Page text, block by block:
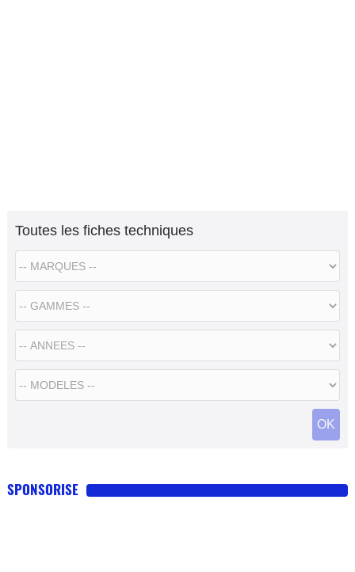
Toutes les fiches techniques
SPONSORISE